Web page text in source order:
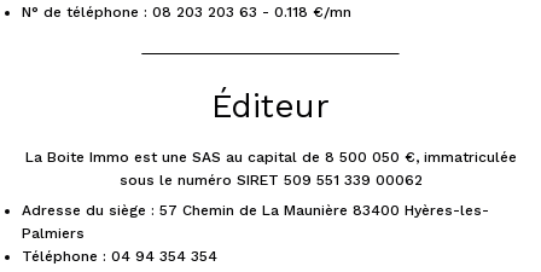
N° de téléphone : 08 203 203 63 - 0.118 €/mn
Éditeur
La Boite Immo est une SAS au capital de 8 500 050 €, immatriculée
sous le numéro SIRET 509 551 339 00062
Adresse du siège : 57 Chemin de La Maunière 83400 Hyères-les-
Palmiers
Téléphone : 04 94 354 354